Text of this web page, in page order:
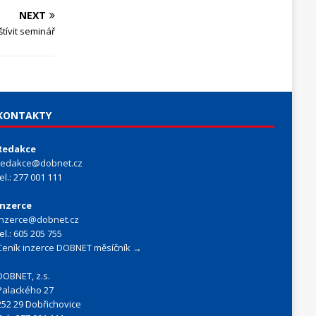
NEXT
seminář
277 001 111
605 205 755
inzerce DOBNET měsíčník →
z.s.
27
29 Dobřichovice